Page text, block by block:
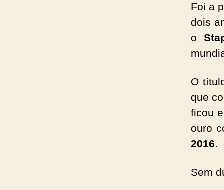
Foi a
dois
o
O
que
ficou
ouro
2016.
Sem